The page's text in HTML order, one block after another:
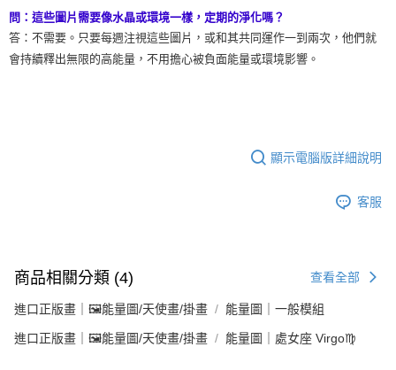
問：這些圖片需要像水晶或環境一樣，定期的淨化嗎？
答：不需要。只要每週注視這些圖片，或和其共同運作一到兩次，他們就
會持續釋出無限的高能量，不用擔心被負面能量或環境影響。
顯示電腦版詳細說明
客服
商品相關分類 (4) 查看全部
進口正版畫｜🖼️能量圖/天使畫/掛畫 能量圖｜一般模組
進口正版畫｜🖼️能量圖/天使畫/掛畫 能量圖｜處女座 Virgo♍